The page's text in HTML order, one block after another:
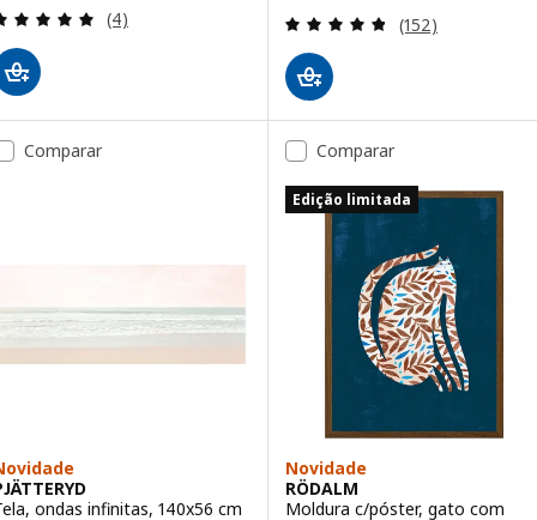
Avaliação: 5 fora de 5 estrelas. Total de
(4) Avaliação: 4.8
(152)
Comparar
ondas infinitas, 140x56 cm
Comparar
Edição limitada
Novidade
RÖDALM
Moldura c/póster, gato com